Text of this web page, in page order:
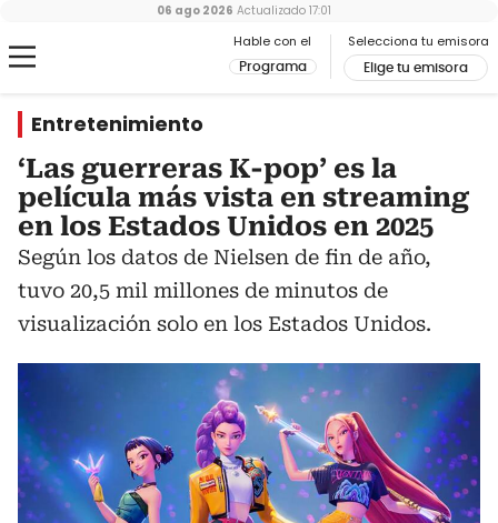
Hable con el
Programa
Selecciona tu emisora
Elige tu emisora
06 ago 2026 Actualizado 17:01
Entretenimiento
‘Las guerreras K-pop’ es la
película más vista en streaming
en los Estados Unidos en 2025
Según los datos de Nielsen de fin de año,
tuvo 20,5 mil millones de minutos de
visualización solo en los Estados Unidos.